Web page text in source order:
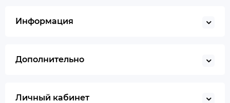
Информация
Дополнительно
Личный кабинет